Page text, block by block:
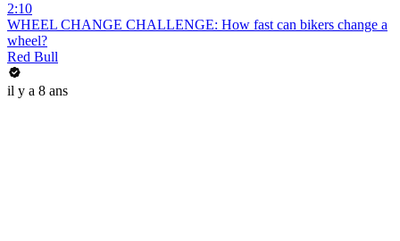
2:10
WHEEL CHANGE CHALLENGE: How fast can bikers change a
wheel?
Red Bull
il y a 8 ans